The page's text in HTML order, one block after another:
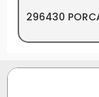
296430